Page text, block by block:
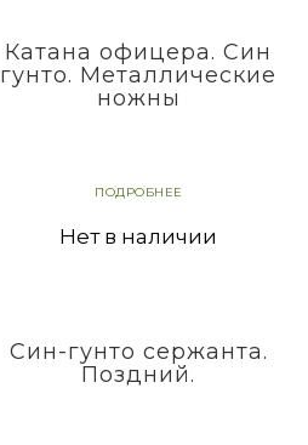
Катана офицера. Син
гунто. Металлические
ножны
ПОДРОБНЕЕ
Нет в наличии
Син-гунто сержанта.
Поздний.